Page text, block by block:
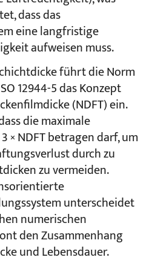
dass das
eine langfristige
aufweisen muss.
führt die Norm
12944-5 das Konzept
(NDFT) ein.
die maximale
× NDFT betragen darf, um
durch zu
zu vermeiden.
unterscheidet
numerischen
den Zusammenhang
und Lebensdauer.